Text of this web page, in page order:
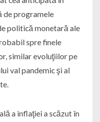
de programele
politică monetară ale
spre finele
similar evoluţiilor pe
val pandemic şi al
a inflaţiei a scăzut în